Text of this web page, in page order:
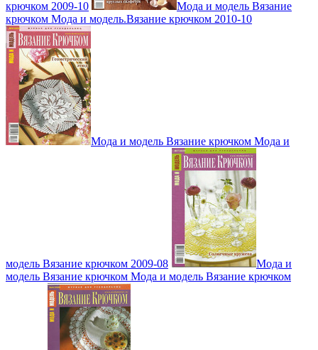
крючком 2009-10
Мода и модель Вязание
крючком Мода и модель.Вязание крючком 2010-10
Мода и модель Вязание крючком Мода и
модель Вязание крючком 2009-08
Мода и
модель Вязание крючком Мода и модель Вязание крючком